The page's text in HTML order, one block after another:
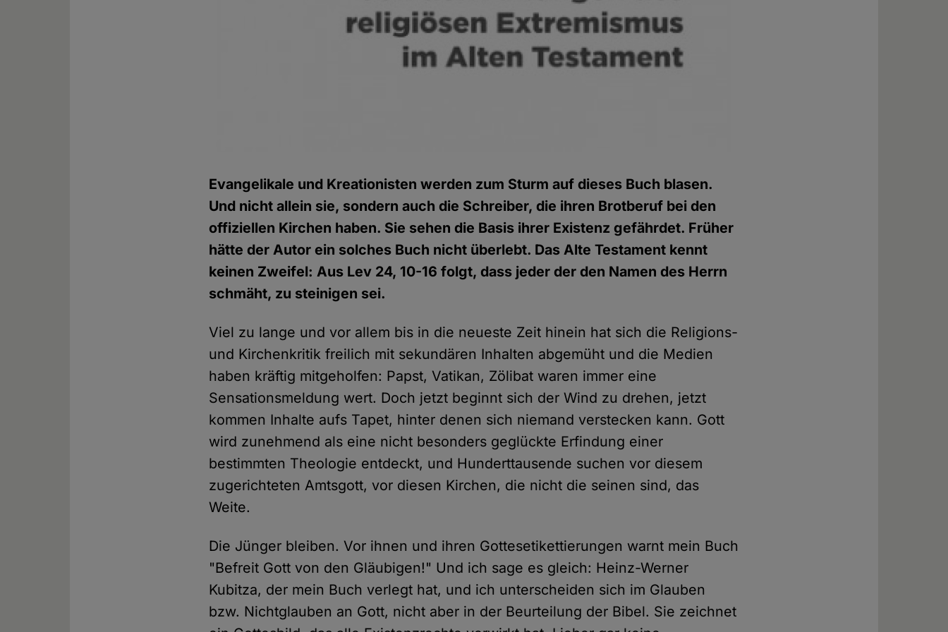
Evangelikale und Kreationisten werden zum Sturm auf dieses Buch blasen.
Und nicht allein sie, sondern auch die Schreiber, die ihren Brotberuf bei den
offiziellen Kirchen haben. Sie sehen die Basis ihrer Existenz gefährdet. Früher
hätte der Autor ein solches Buch nicht überlebt. Das Alte Testament kennt
keinen Zweifel: Aus Lev 24, 10-16 folgt, dass jeder der den Namen des Herrn
schmäht, zu steinigen sei.
Viel zu lange und vor allem bis in die neueste Zeit hinein hat sich die Religions-
und Kirchenkritik freilich mit sekundären Inhalten abgemüht und die Medien
haben kräftig mitgeholfen: Papst, Vatikan, Zölibat waren immer eine
Sensationsmeldung wert. Doch jetzt beginnt sich der Wind zu drehen, jetzt
kommen Inhalte aufs Tapet, hinter denen sich niemand verstecken kann. Gott
wird zunehmend als eine nicht besonders geglückte Erfindung einer
bestimmten Theologie entdeckt, und Hunderttausende suchen vor diesem
zugerichteten Amtsgott, vor diesen Kirchen, die nicht die seinen sind, das
Weite.
Die Jünger bleiben. Vor ihnen und ihren Gottesetikettierungen warnt mein Buch
"Befreit Gott von den Gläubigen!" Und ich sage es gleich: Heinz-Werner
Kubitza, der mein Buch verlegt hat, und ich unterscheiden sich im Glauben
bzw. Nichtglauben an Gott, nicht aber in der Beurteilung der Bibel. Sie zeichnet